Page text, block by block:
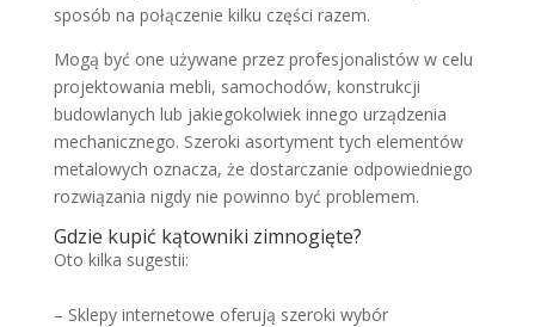
sposób na połączenie kilku części razem.
Mogą być one używane przez profesjonalistów w celu
projektowania mebli, samochodów, konstrukcji
budowlanych lub jakiegokolwiek innego urządzenia
mechanicznego. Szeroki asortyment tych elementów
metalowych oznacza, że dostarczanie odpowiedniego
rozwiązania nigdy nie powinno być problemem.
Gdzie kupić kątowniki zimnogięte?
Oto kilka sugestii:
– Sklepy internetowe oferują szeroki wybór